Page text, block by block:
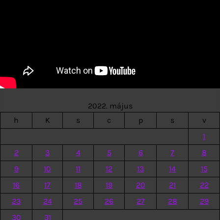
2022. május
h
K s c p s
v
1
2
3 4 5 6 7
8
9
10 11 12 13 14
15
16
17 18 19 20 21
22
23
24 25 26 27 28
29
30
31